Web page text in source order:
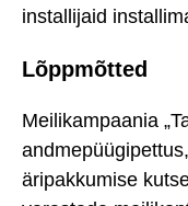
installijaid
Lõppmõtted
Meilikampaania
äripakkumise